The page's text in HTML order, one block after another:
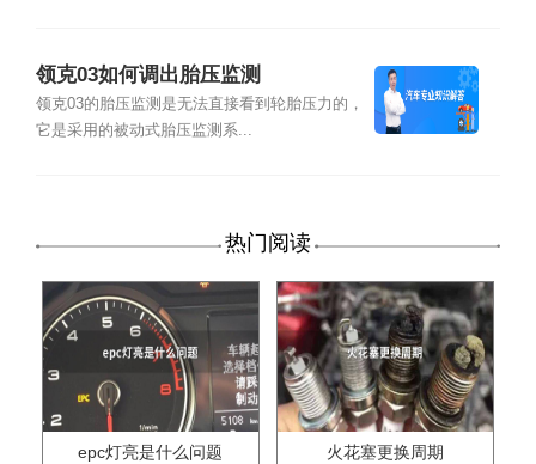
领克03如何调出胎压监测
领克03的胎压监测是无法直接看到轮胎压力的，
它是采用的被动式胎压监测系...
热门阅读
epc灯亮是什么问题 火花塞更换周期